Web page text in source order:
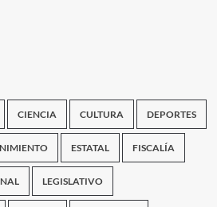
CIENCIA CULTURA DEPORTES
ESTATAL FISCALÍA
LEGISLATIVO